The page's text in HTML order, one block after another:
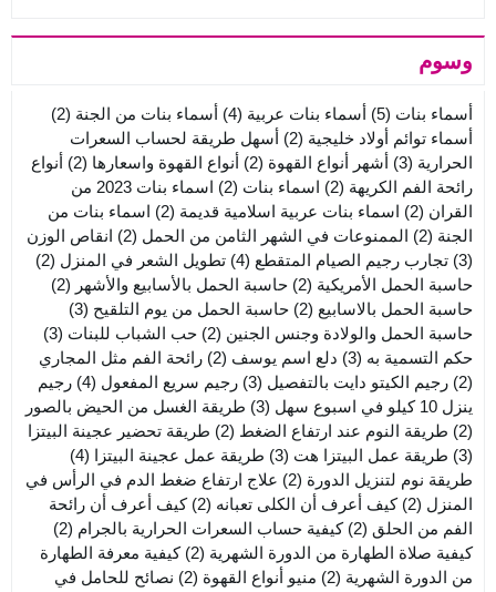
وسوم
أسماء بنات (5) أسماء بنات عربية (4) أسماء بنات من الجنة (2)
أسماء توائم أولاد خليجية (2)
أسهل طريقة لحساب السعرات
الحرارية (3) أشهر أنواع القهوة (2) أنواع القهوة واسعارها (2)
أنواع
رائحة الفم الكريهة (2) اسماء بنات (2)
اسماء بنات 2023 من
القران (2) اسماء بنات عربية اسلامية قديمة (2)
اسماء بنات من
الجنة (2) الممنوعات في الشهر الثامن من الحمل (2)
انقاص الوزن
(3)
تجارب رجيم الصيام المتقطع (4) تطويل الشعر في المنزل (2)
حاسبة الحمل الأمريكية (2) حاسبة الحمل بالأسابيع والأشهر (2)
حاسبة الحمل بالاسابيع (2) حاسبة الحمل من يوم التلقيح (3)
حاسبة الحمل والولادة وجنس الجنين (2) حب الشباب للبنات (3)
حكم التسمية به (3) دلع اسم يوسف (2)
رائحة الفم مثل المجاري
(2)
رجيم الكيتو دايت بالتفصيل (3) رجيم سريع المفعول (4)
رجيم
ينزل 10 كيلو في اسبوع سهل
(3)
طريقة الغسل من الحيض بالصور
(2)
طريقة النوم عند ارتفاع الضغط (2)
طريقة تحضير عجينة البيتزا
(3)
طريقة عمل البيتزا هت (3) طريقة عمل عجينة البيتزا (4)
طريقة نوم لتنزيل الدورة (2)
علاج ارتفاع ضغط الدم في الرأس في
المنزل (2) كيف أعرف أن الكلى تعبانه (2)
كيف أعرف أن رائحة
الفم من الحلق (2) كيفية حساب السعرات الحرارية بالجرام (2)
كيفية صلاة الطهارة من الدورة الشهرية (2)
كيفية معرفة الطهارة
من الدورة الشهرية (2) منيو أنواع القهوة (2)
نصائح للحامل في